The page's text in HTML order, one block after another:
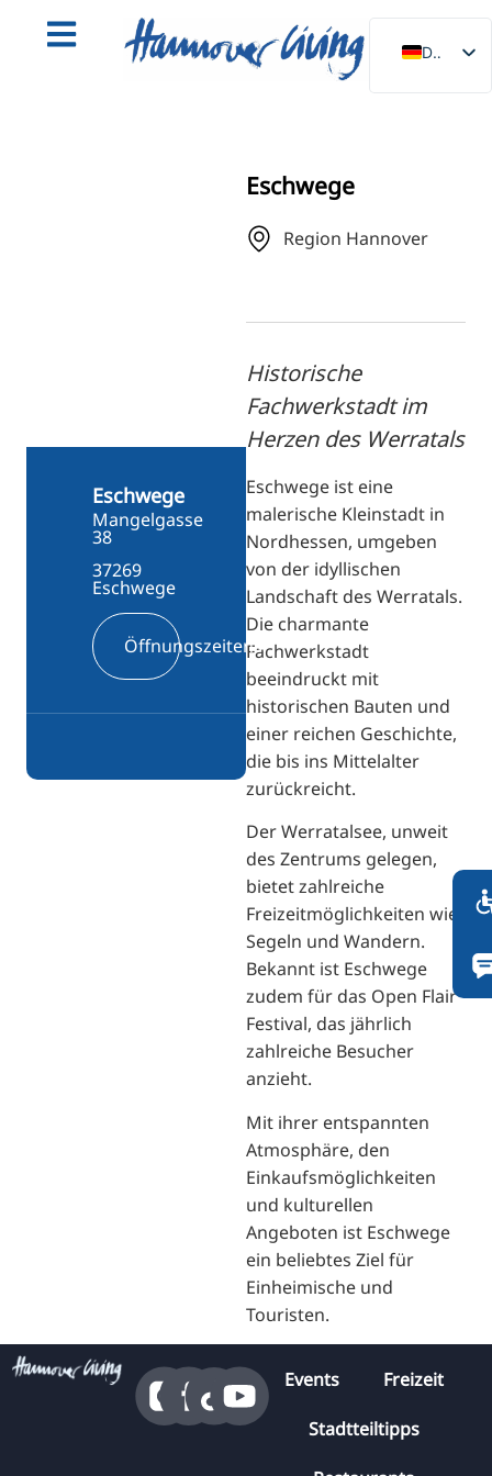
DE
EN
IT
JA
Eschwege
Region Hannover
Historische
Fachwerkstadt im
Herzen des Werratals
Eschwege ist eine
malerische Kleinstadt in
Nordhessen, umgeben
von der idyllischen
Landschaft des Werratals.
Die charmante
Fachwerkstadt
beeindruckt mit
historischen Bauten und
einer reichen Geschichte,
die bis ins Mittelalter
zurückreicht.
Der Werratalsee, unweit
des Zentrums gelegen,
bietet zahlreiche
Freizeitmöglichkeiten wie
Segeln und Wandern.
Bekannt ist Eschwege
zudem für das Open Flair
Festival, das jährlich
zahlreiche Besucher
anzieht.
Mit ihrer entspannten
Atmosphäre, den
Einkaufsmöglichkeiten
und kulturellen
Angeboten ist Eschwege
ein beliebtes Ziel für
Einheimische und
Touristen.
Eschwege
Mangelgasse
38
37269
Eschwege
Öffnungszeiten
Events Freizeit
Stadtteiltipps